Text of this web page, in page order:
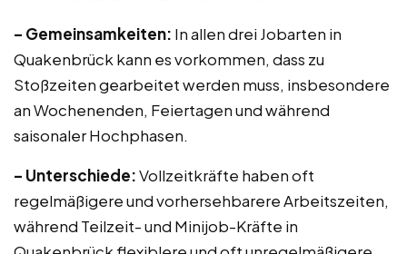
– Gemeinsamkeiten: In allen drei Jobarten in
Quakenbrück kann es vorkommen, dass zu
Stoßzeiten gearbeitet werden muss, insbesondere
an Wochenenden, Feiertagen und während
saisonaler Hochphasen.
– Unterschiede:Vollzeitkräfte haben oft
regelmäßigere und vorhersehbarere Arbeitszeiten,
während Teilzeit- und Minijob-Kräfte in